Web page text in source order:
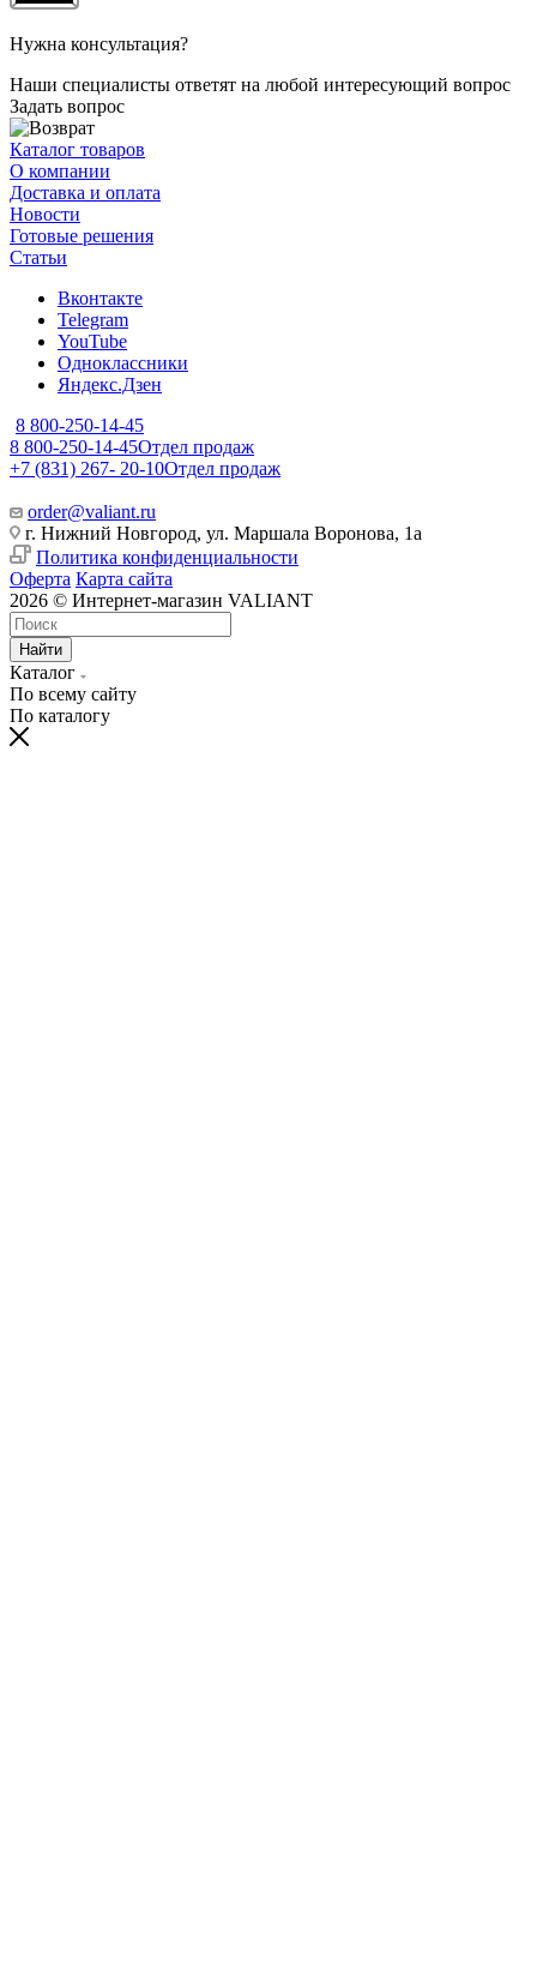
Нужна консультация?
Наши специалисты ответят на любой интересующий вопрос
Задать вопрос
Каталог товаров
О компании
Доставка и оплата
Новости
Готовые решения
Статьи
Вконтакте
Telegram
YouTube
Одноклассники
Яндекс.Дзен
8 800-250-14-45
8 800-250-14-45Отдел продаж
+7 (831) 267- 20-10Отдел продаж
order@valiant.ru
г. Нижний Новгород, ул. Маршала Воронова, 1а
Политика конфиденциальности
Оферта Карта сайта
2026 © Интернет-магазин VALIANT
Найти
Каталог
По всему сайту
По каталогу